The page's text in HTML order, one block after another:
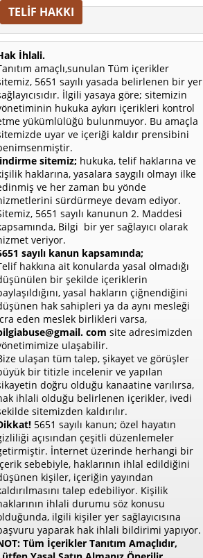
TELİF HAKKI
İhlali.
amaçlı,sunulan Tüm içerikler
5651 sayılı yasada belirlenen bir yer
İlgili yasaya göre; sitemizin
hukuka aykırı içerikleri kontrol
yükümlülüğü bulunmuyor. Bu amaçla
uyar ve içeriği kaldır prensibini
indirme sitemiz; hukuka, telif haklarına ve
haklarına, yasalara saygılı olmayı ilke
ve her zaman bu yönde
sürdürmeye devam ediyor.
5651 sayılı kanunun 2. Maddesi
Bilgi bir yer sağlayıcı olarak
veriyor.
sayılı kanun kapsamında;
hakkına ait konularda yasal olmadığı
bir şekilde içeriklerin
yasal hakların çiğnendiğini
hak sahipleri ya da aynı mesleği
eden meslek birlikleri varsa,
com site adresimizden
ulaşabilir.
ulaşan tüm talep, şikayet ve görüşler
bir titizle incelenir ve yapılan
doğru olduğu kanaatine varılırsa,
ihlali olduğu belirlenen içerikler, ivedi
sitemizden kaldırılır.
5651 sayılı kanun; özel hayatın
açısından çeşitli düzenlemeler
İnternet üzerinde herhangi bir
sebebiyle, haklarının ihlal edildiğini
kişiler, içeriğin yayından
talep edebiliyor. Kişilik
ihlali durumu söz konusu
ilgili kişiler yer sağlayıcısına
yaparak hak ihlali bildirimi yapıyor.
Tüm İçerikler Tanıtım Amaçlıdır,